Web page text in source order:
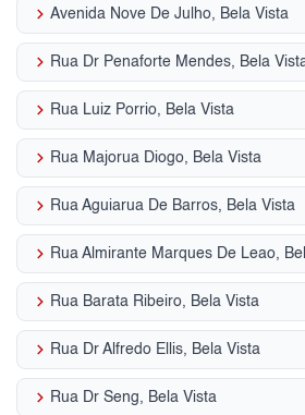
keyboard_arrow_right Avenida Nove De Julho, Bela Vista
keyboard_arrow_right Rua Dr Penaforte Mendes, Bela
keyboard_arrow_right Rua Luiz Porrio, Bela Vista
keyboard_arrow_right Rua Majorua Diogo, Bela Vista
keyboard_arrow_right Rua Aguiarua De Barros, Bela Vista
keyboard_arrow_right Rua Almirante Marques De Leao,
keyboard_arrow_right Rua Barata Ribeiro, Bela Vista
keyboard_arrow_right Rua Dr Alfredo Ellis, Bela Vista
keyboard_arrow_right Rua Dr Seng, Bela Vista